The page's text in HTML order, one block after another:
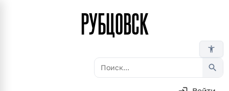
РУБЦОВСК
accessibility_new
search